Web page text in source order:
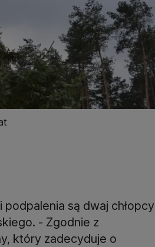
są dwaj chłopcy
- Zgodnie z
który zadecyduje o